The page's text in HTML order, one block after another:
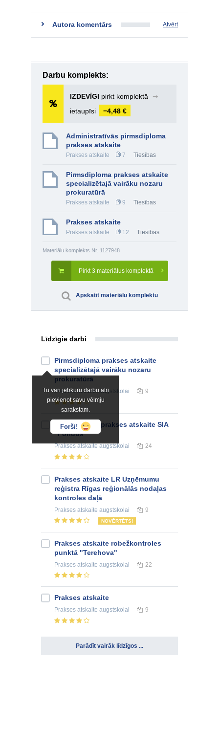
Autora komentārs Atvērt
Darbu komplekts:
IZDEVĪGI pirkt komplektā
➞
ietaupīsi
−4,48 €
Administratīvās pirmsdiploma
prakses atskaite
Prakses atskaite 7 Tiesības
Pirmsdiploma prakses atskaite
specializētajā vairāku nozaru
prokuratūrā
Prakses atskaite 9 Tiesības
Prakses atskaite
Prakses atskaite 12 Tiesības
Materiālu komplekts Nr. 1127948
Pirkt 3 materiālus komplektā
Apskatīt materiālu komplektu
Līdzīgie darbi
Tu vari jebkuru darbu ātri
pievienot savu vēlmju
sarakstam.
Forši!
Pirmsdiploma prakses atskaite
specializētajā vairāku nozaru
prokuratūrā
Prakses atskaiteaugstskolai 9
Kvalifikācijas prakses atskaite SIA
"Pondus"
Prakses atskaiteaugstskolai 24
Prakses atskaite LR Uzņēmumu
reģistra Rīgas reģionālās nodaļas
kontroles daļā
Prakses atskaite augstskolai 9
NOVĒRTĒTS!
Prakses atskaite robežkontroles
punktā "Terehova"
Prakses atskaite augstskolai 22
Prakses atskaite
Prakses atskaite augstskolai 9
Parādīt vairāk līdzīgos ...